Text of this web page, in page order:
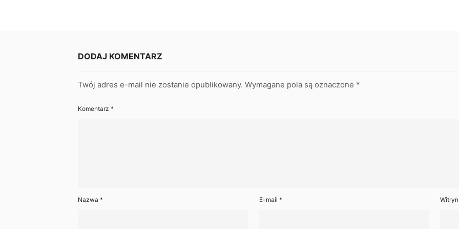
DODAJ KOMENTARZ
Twój adres e-mail nie zostanie opublikowany. Wymagane pola są oznaczone *
Komentarz *
Nazwa * E-mail *